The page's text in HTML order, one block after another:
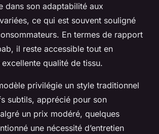
dans son adaptabilité aux
ce qui est souvent souligné
En termes de rapport
il reste accessible tout en
qualité de tissu.
privilégie un style traditionnel
subtils, apprécié pour son
un prix modéré, quelques
une nécessité d’entretien